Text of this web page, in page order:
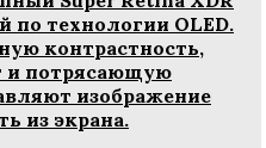
по технологии OLED.
контрастность‚
и потрясающую
изображение
из экрана.